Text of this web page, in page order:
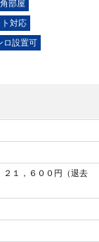
角部屋
対応
ロ設置可
２１，６００円（退去